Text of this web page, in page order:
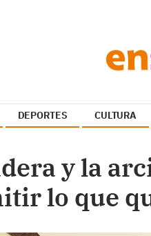
DEPORTES CULTURA
y la
lo que